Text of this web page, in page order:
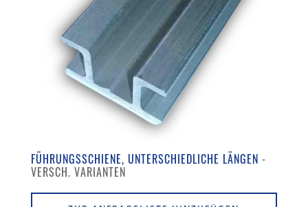
FÜHRUNGSSCHIENE, UNTERSCHIEDLICHE LÄNGEN